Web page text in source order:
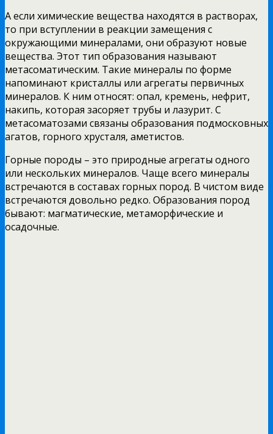
А если химические вещества находятся в растворах,
то при вступлении в реакции замещения с
окружающими минералами, они образуют новые
вещества. Этот тип образования называют
метасоматическим. Такие минералы по форме
напоминают кристаллы или агрегаты первичных
минералов. К ним относят: опал, кремень, нефрит,
накипь, которая засоряет трубы и лазурит. С
метасоматозами связаны образования подмосковных
агатов, горного хрусталя, аметистов.
Горные породы – это природные агрегаты одного
или нескольких минералов. Чаще всего минералы
встречаются в составах горных пород. В чистом виде
встречаются довольно редко. Образования пород
бывают: магматические, метаморфические и
осадочные.